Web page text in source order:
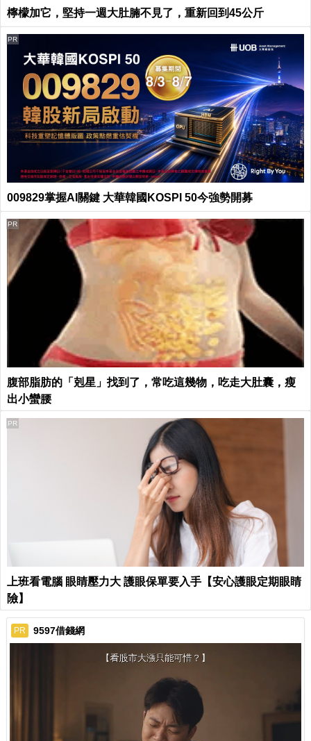
檸檬加它，堅持一週大肚腩不見了，重新回到45公斤
009829掌握AI關鍵 大華韓國KOSPI 50今強勢開募
PR
腹部脂肪的「剋星」找到了，常吃這幾物，吃走大肚囊，瘦
出小蠻腰
PR
上班看電腦 眼睛壓力大 護眼保單要入手【安心護眼定期眼睛
險】
PR
PR 9597借錢網